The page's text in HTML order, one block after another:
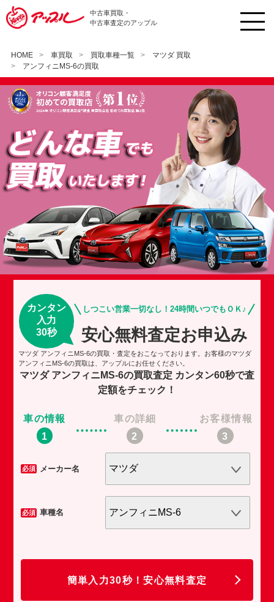
中古車買取・
中古車査定のアップル
HOME 車買取 買取車種一覧
マツダ 買取
アンフィニMS-6の買取
カンタン
入力
30秒
しつこい営業一切なし！24時間いつでもＯＫ♪
安心無料査定お申込み
マツダ アンフィニMS-6の買取・査定をおこなっております。お客様のマツダ
アンフィニMS-6の買取は、アップルにお任せください。
マツダ アンフィニMS-6の買取査定 カンタン60秒で査
定額をチェック！
車の情報 車の詳細 お客様情報
必須 メーカー名
必須 車種名
簡単入力30秒！安心無料査定